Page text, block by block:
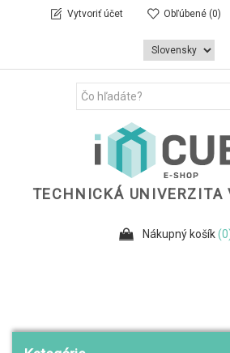
Vytvoriť účet Obľúbené (0)
TECHNICKÁ UNIVERZITA
Nákupný košík